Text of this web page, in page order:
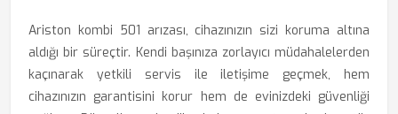
Ariston kombi 501 arızası, cihazınızın sizi koruma altına
aldığı bir süreçtir. Kendi başınıza zorlayıcı müdahalelerden
kaçınarak yetkili servis ile iletişime geçmek, hem
cihazınızın garantisini korur hem de evinizdeki güvenliği